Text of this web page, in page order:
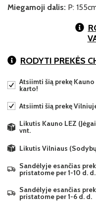
Miegamoji dalis: P:
RODYTI PREKĖS
Atsiimti šią prekę Kauno
karto!
Atsiimti šią prekę
Likutis Kauno LEZ
vnt.
Likutis Vilniaus
Sandėlyje esančias
pristatome per 1-10 d. d.
Sandėlyje esančias
pristatome per 1-6 d. d.